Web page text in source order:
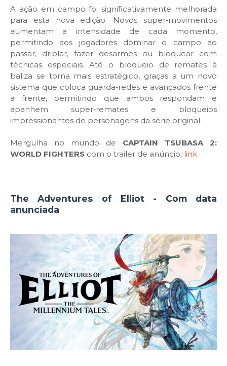
A ação em campo foi significativamente melhorada
para esta nova edição. Novos super‑movimentos
aumentam a intensidade de cada momento,
permitindo aos jogadores dominar o campo ao
passar, driblar, fazer desarmes ou bloquear com
técnicas especiais. Até o bloqueio de remates à
baliza se torna mais estratégico, graças a um novo
sistema que coloca guarda‑redes e avançados frente
a frente, permitindo que ambos respondam e
apanhem super‑remates e bloqueios
impressionantes de personagens da série original.
Mergulha no mundo de CAPTAIN TSUBASA 2:
WORLD FIGHTERS com o trailer de anúncio: link
The Adventures of Elliot - Com data
anunciada